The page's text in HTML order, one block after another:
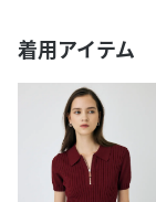
着用アイテム